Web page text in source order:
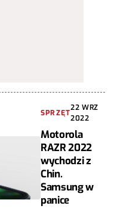
SPRZĘT
22 WRZ
2022
Motorola
RAZR 2022
wychodzi z
Chin.
Samsung w
panice